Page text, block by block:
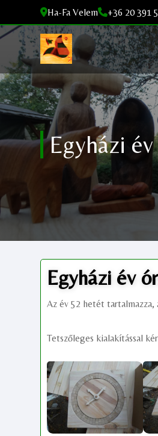
Ha-Fa Velem +36 20 391
Egyházi
Egyházi év
Az év 52 hetét
Tetszőleges kialakítással